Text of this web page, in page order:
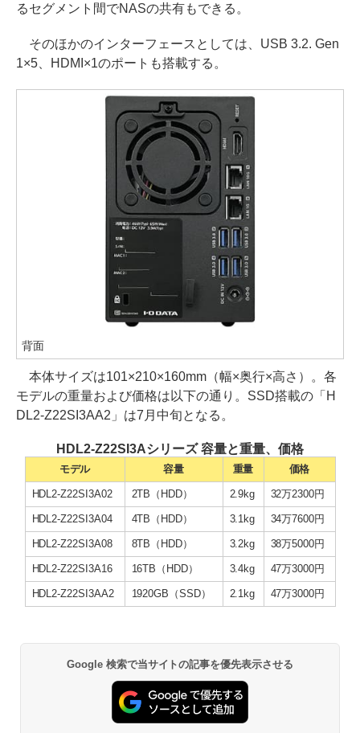
るセグメント間でNASの共有もできる。
そのほかのインターフェースとしては、USB 3.2. Gen
1×5、HDMI×1のポートも搭載する。
背面
本体サイズは101×210×160mm（幅×奥行×高さ）。各
モデルの重量および価格は以下の通り。SSD搭載の「H
DL2-Z22SI3AA2」は7月中旬となる。
HDL2-Z22SI3Aシリーズ 容量と重量、価格
モデル 容量 重量 価格
HDL2-Z22SI3A02 2TB（HDD） 2.9kg 32万2300円
HDL2-Z22SI3A04 4TB（HDD） 3.1kg 34万7600円
HDL2-Z22SI3A08 8TB（HDD） 3.2kg 38万5000円
HDL2-Z22SI3A16 16TB（HDD） 3.4kg 47万3000円
HDL2-Z22SI3AA2 1920GB（SSD） 2.1kg 47万3000円
Google 検索で当サイトの記事を優先表示させる